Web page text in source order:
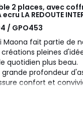
2 places, avec
ecru LA REDOUTE
/ GPO453
Maona fait partie de
créations pleines
quotidien plus beau.
profondeur
confort et